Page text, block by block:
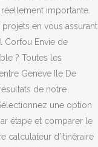
importante.
en vous assurant
Corfou Envie de
? Toutes les
Geneve Ile De
de notre
une option
étape et comparer le
calculateur d’itinéraire